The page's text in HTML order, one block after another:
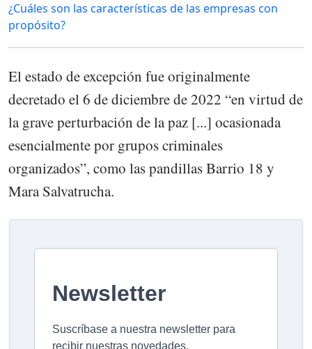
¿Cuáles son las características de las empresas con
propósito?
El estado de excepción fue originalmente
decretado el 6 de diciembre de 2022 “en virtud de
la grave perturbación de la paz [...] ocasionada
esencialmente por grupos criminales
organizados”, como las pandillas Barrio 18 y
Mara Salvatrucha.